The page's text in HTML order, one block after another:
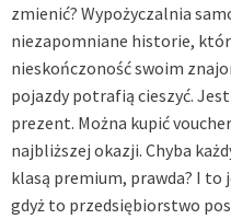
zmienić? Wypożyczalnia
niezapomniane historie,
nieskończoność swoim
pojazdy potrafią cieszyć.
prezent. Można kupić
najbliższej okazji. Chyba
klasą premium, prawda? I to
gdyż to przedsiębiorstwo